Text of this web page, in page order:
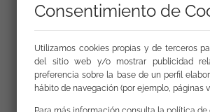
Más INFO:EL ORIGEN ÉTNICO, Y
EL ANTIGITANISMO, PRINCIPAL
DISCURSO DE ODIO EN REDES,
COMISIÓN EUROPEA
Consentimiento de
Utilizamos cookies propias y de terceros
del sitio web y/o mostrar publicidad
preferencia sobre la base de un perfil
hábito de navegación (por ejemplo, páginas